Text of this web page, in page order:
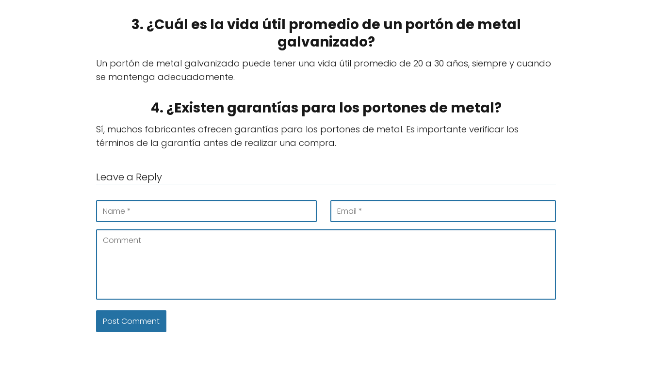
3. ¿Cuál es la vida útil promedio de un portón de metal
galvanizado?
Un portón de metal galvanizado puede tener una vida útil promedio de 20 a 30 años, siempre y cuando
se mantenga adecuadamente.
4. ¿Existen garantías para los portones de metal?
Sí, muchos fabricantes ofrecen garantías para los portones de metal. Es importante verificar los
términos de la garantía antes de realizar una compra.
Leave a Reply